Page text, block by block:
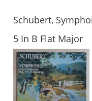
Schubert,
5 In B Flat Major